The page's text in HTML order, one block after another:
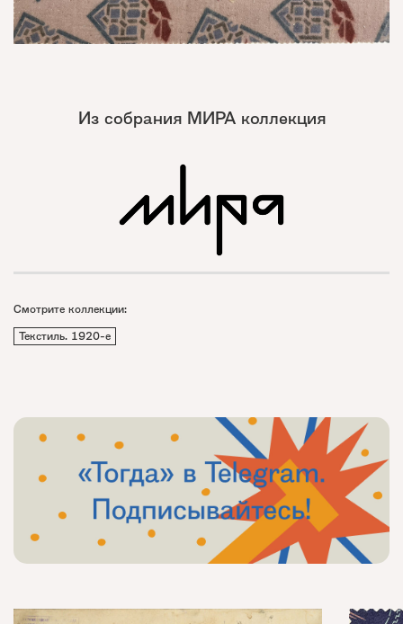
Из собрания МИРА коллекция
Смотрите коллекции:
Текстиль. 1920-е